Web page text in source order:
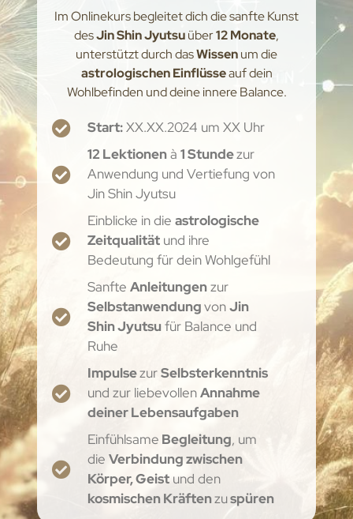
Im Onlinekurs begleitet dich die sanfte Kunst
desJin Shin Jyutsuüber12 Monate,
unterstützt durch dasWissenum die
astrologischen Einflüsseauf dein
Wohlbefinden und deine innere Balance.
Start:XX.XX.2024 um XX Uhr
12 Lektionenà1 Stundezur
Anwendung und Vertiefung von
Jin Shin Jyutsu
Einblicke in dieastrologische
Zeitqualität und ihre
Bedeutung für dein Wohlgefühl
SanfteAnleitungenzur
SelbstanwendungvonJin
Shin Jyutsufür Balance und
Ruhe
ImpulsezurSelbsterkenntnis
und zur liebevollenAnnahme
deiner Lebensaufgaben
Einfühlsame Begleitung, um
dieVerbindung zwischen
Körper, Geist und den
kosmischen Kräftenzuspüren